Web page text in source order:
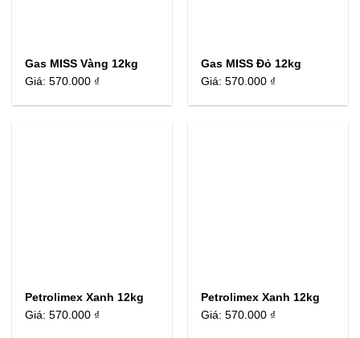
Gas MISS Vàng 12kg
Giá:570.000 ₫
Gas MISS Đỏ 12kg
Giá:570.000 ₫
Petrolimex Xanh 12kg
Giá:570.000 ₫
Petrolimex Xanh 12kg
Giá:570.000 ₫